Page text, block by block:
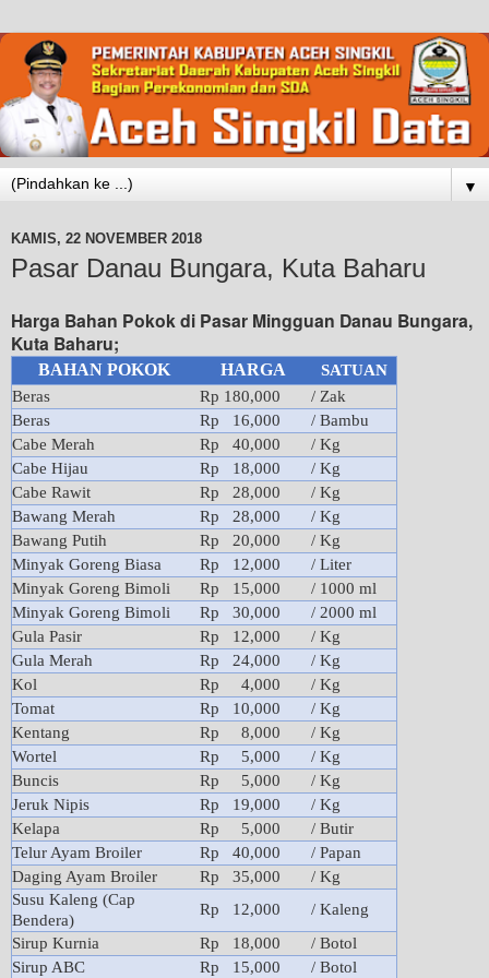
▼
KAMIS, 22 NOVEMBER 2018
Pasar Danau Bungara, Kuta Baharu
Harga Bahan Pokok di Pasar Mingguan Danau Bungara,
Kuta Baharu;
BAHAN POKOK HARGA
SATUAN
Beras
Rp 180,000
/ Zak
Beras
Rp 16,000
/ Bambu
Cabe Merah
Rp 40,000
/ Kg
Cabe Hijau
Rp 18,000
/ Kg
Cabe Rawit
Rp 28,000
/ Kg
Bawang Merah
Rp 28,000
/ Kg
Bawang Putih
Rp 20,000
/ Kg
Minyak Goreng Biasa
Rp 12,000
/ Liter
Minyak Goreng Bimoli
Rp 15,000
/ 1000 ml
Minyak Goreng Bimoli
Rp 30,000
/ 2000 ml
Gula Pasir
Rp 12,000
/ Kg
Gula Merah
Rp 24,000
/ Kg
Kol
Rp 4,000
/ Kg
Tomat
Rp 10,000
/ Kg
Kentang
Rp 8,000
/ Kg
Wortel
Rp 5,000
/ Kg
Buncis
Rp 5,000
/ Kg
Jeruk Nipis
Rp 19,000
/ Kg
Kelapa
Rp 5,000
/ Butir
Telur Ayam Broiler
Rp 40,000
/ Papan
Daging Ayam Broiler
Rp 35,000
/ Kg
Susu Kaleng (Cap
Bendera)
Rp 12,000
/ Kaleng
Sirup Kurnia
Rp 18,000
/ Botol
Sirup ABC
Rp 15,000 / Botol